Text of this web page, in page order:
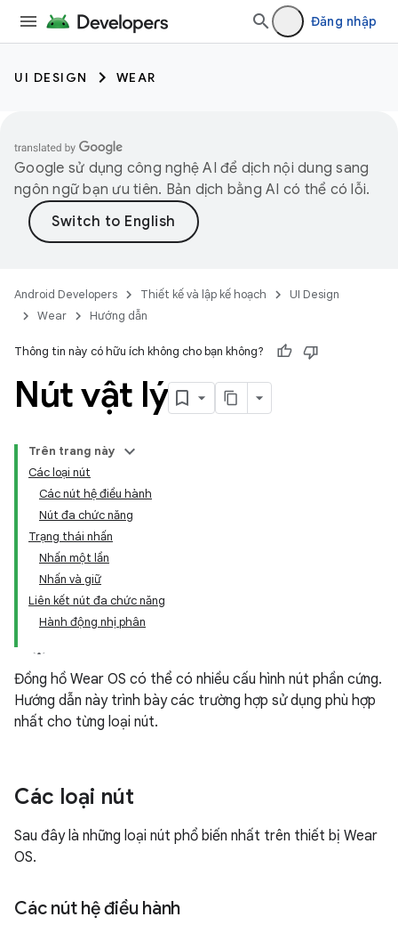
Đăng nhập
UI DESIGN WEAR
Google sử dụng công nghệ AI để dịch nội dung sang
ngôn ngữ bạn ưu tiên. Bản dịch bằng AI có thể có lỗi.
Android Developers Thiết kế và lập kế hoạch
UI Design
Wear
Hướng dẫn
Thông tin này có hữu ích không cho bạn không?
Nút vật lý
Trên trang này
Các loại nút
Các nút hệ điều hành
Nút đa chức năng
Trạng thái nhấn
Nhấn một lần
Nhấn và giữ
Liên kết nút đa chức năng
Hành động nhị phân
Đồng hồ Wear OS có thể có nhiều cấu hình nút phần cứng.
Hướng dẫn này trình bày các trường hợp sử dụng phù hợp
nhất cho từng loại nút.
Các loại nút
Sau đây là những loại nút phổ biến nhất trên thiết bị Wear
OS.
Các nút hệ điều hành